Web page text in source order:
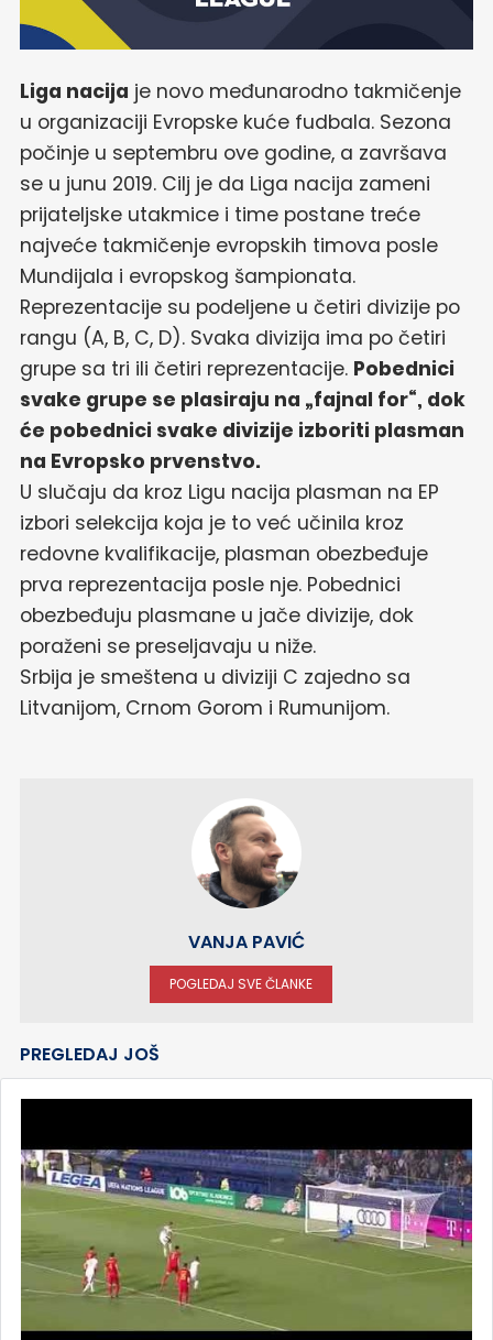
Liga nacija je novo međunarodno takmičenje
u organizaciji Evropske kuće fudbala. Sezona
počinje u septembru ove godine, a završava
se u junu 2019. Cilj je da Liga nacija zameni
prijateljske utakmice i time postane treće
najveće takmičenje evropskih timova posle
Mundijala i evropskog šampionata.
Reprezentacije su podeljene u četiri divizije po
rangu (A, B, C, D). Svaka divizija ima po četiri
grupe sa tri ili četiri reprezentacije. Pobednici
svake grupe se plasiraju na „fajnal for“, dok
će pobednici svake divizije izboriti plasman
na Evropsko prvenstvo.
U slučaju da kroz Ligu nacija plasman na EP
izbori selekcija koja je to već učinila kroz
redovne kvalifikacije, plasman obezbeđuje
prva reprezentacija posle nje. Pobednici
obezbeđuju plasmane u jače divizije, dok
poraženi se preseljavaju u niže.
Srbija je smeštena u diviziji C zajedno sa
Litvanijom, Crnom Gorom i Rumunijom.
VANJA PAVIĆ
POGLEDAJ SVE ČLANKE
PREGLEDAJ JOŠ